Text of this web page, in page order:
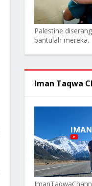
Palestine
bantulah mereka.
Iman Taqwa